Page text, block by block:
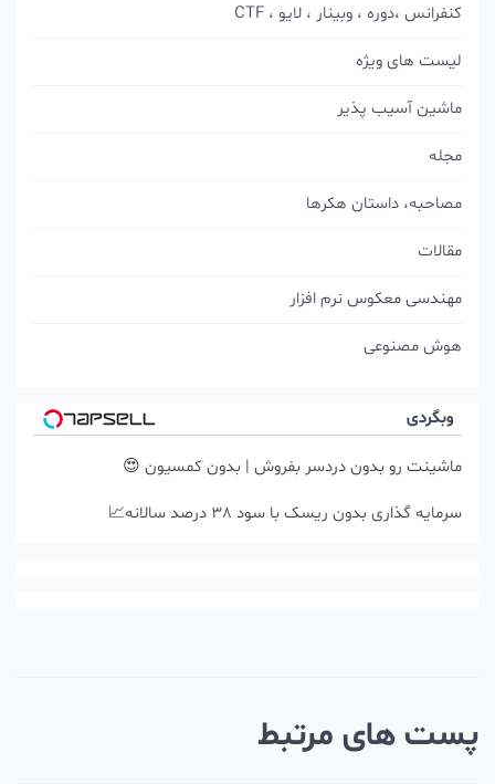
کنفرانس ،دوره ، وبینار ، لایو ، CTF
لیست های ویژه
ماشین آسیب پذیر
مصاحبه، داستان هکرها
مقالات
مهندسی معکوس نرم افزار
هوش مصنوعی
وبگردی
ماشینت رو بدون دردسر بفروش | بدون کمسیون 😍
سرمایه گذاری بدون ریسک با سود 38 درصد سالانه📈
های مرتبط